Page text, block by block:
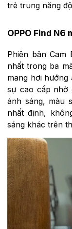
trẻ trung năng
OPPO Find N6
Phiên bản Cam
nhất trong ba
mang hơi
sự cao cấp nhờ
ánh sáng, màu
nhất định,
sáng khác trên